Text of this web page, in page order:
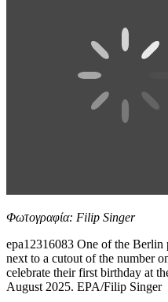
Φωτογραφία: Filip Singer
epa12316083 One of the
next to a cutout of the number
celebrate their first birthday at
August 2025. EPA/Filip Singer